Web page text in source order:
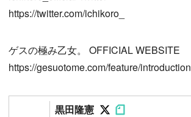
https://twitter.com/ichikoro_
ゲスの極み乙女。 OFFICIAL WEBSITE
https://gesuotome.com/feature/introduction
黒田隆憲 Follow on SNS
Follow on SNS